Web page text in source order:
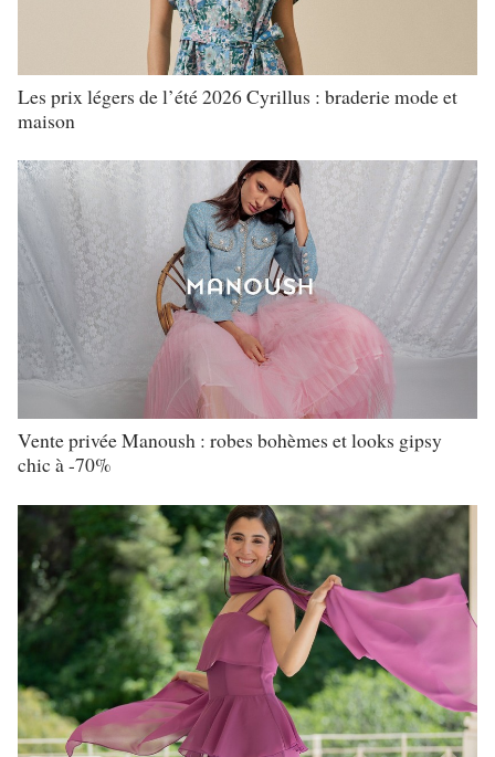
Les prix légers de l’été 2026 Cyrillus : braderie mode et
maison
Vente privée Manoush : robes bohèmes et looks gipsy
chic à -70%